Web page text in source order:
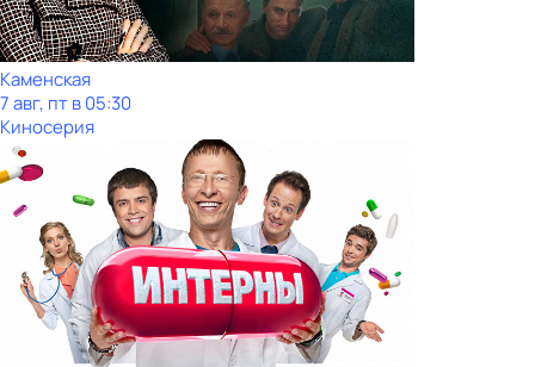
Каменская
7 авг, пт в 05:30
Киносерия